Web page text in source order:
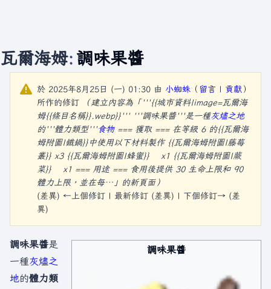
瓦爾海姆: 調味果醬
於 2025年8月25日 (一) 01:30 由 小蜘蛛 （ 留言 | 貢獻 ）
所作的修訂
（建立內容為「'''{{城市資料|image=瓦爾海
姆{{條目名稱}}.webp}}''' '''調味果醬'''是一種灰燼之地
的'''體力類型'''食物=== 獲取 === 在等級 6 的{{瓦爾海
姆附圖|鐵鍋}}中使用以下材料製作 {{瓦爾海姆附圖|藤莓
叢}} x3 {{瓦爾海姆附圖|蜂蜜}} x1 {{瓦爾海姆附圖|蕨
菜}} x1 === 用途 === 食用後提供 30 生命上限和 90
體力上限，並在每…」的新頁面）
(差異) ←上個修訂 | 最新修訂 (差異) | 下個修訂→ (差
異)
調味果醬
調味果醬是
一種灰燼之
地的體力類